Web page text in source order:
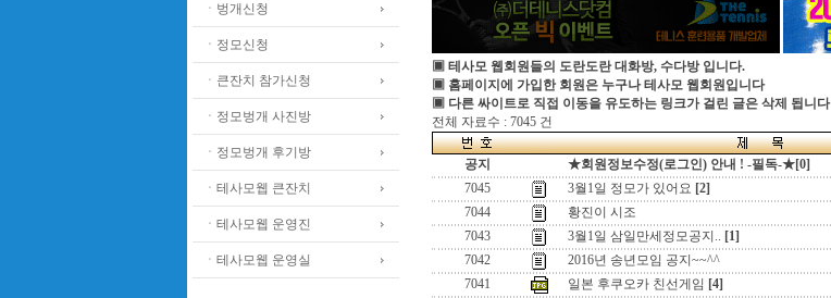
ㆍ벙개신청
ㆍ정모신청
ㆍ큰잔치 참가신청
ㆍ정모벙개 사진방
ㆍ정모벙개 후기방
ㆍ테사모웹 큰잔치
ㆍ테사모웹 운영진
ㆍ테사모웹 운영실
▣ 테사모 웹회원들의 도란도란 대화방, 수다방 입니다.
▣ 홈페이지에 가입한 회원은 누구나 테사모 웹회원입니다
▣ 다른 싸이트로 직접 이동을 유도하는 링크가 걸린 글은 삭제 됩니다
전체 자료수 : 7045 건
공지 ★회원정보수정(로그인) 안내 ! -필독-★[0]
7045
3월1일 정모가 있어요 [2]
7044
황진이 시조
7043
3월1일 삼일만세정모공지.. [1]
7042
2016년 송년모임 공지~~^^
7041
일본 후쿠오카 친선게임 [4]